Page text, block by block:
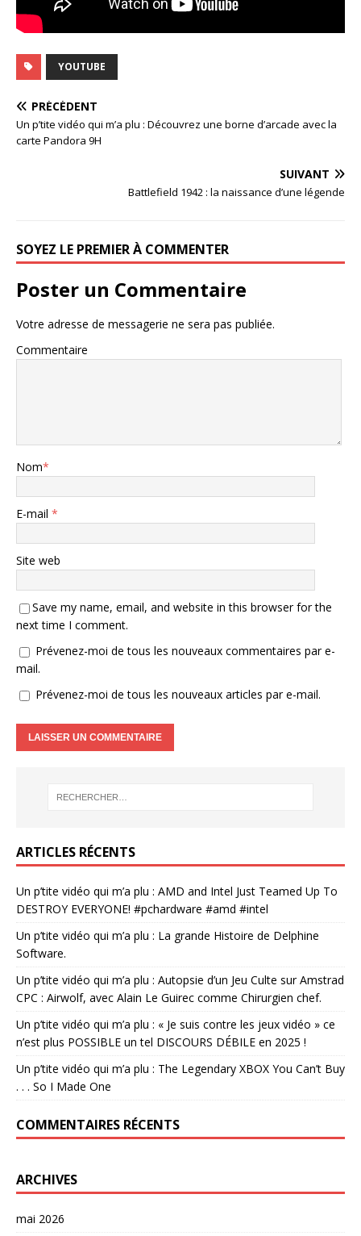
YOUTUBE
PRÉCÉDENT
Un p’tite vidéo qui m’a plu : Découvrez une borne d’arcade avec la
carte Pandora 9H
SUIVANT
Battlefield 1942 : la naissance d’une légende
SOYEZ LE PREMIER À COMMENTER
Poster un Commentaire
Votre adresse de messagerie ne sera pas publiée.
Commentaire
Nom*
E-mail *
Site web
Save my name, email, and website in this browser for the
next time I comment.
Prévenez-moi de tous les nouveaux commentaires par e-
mail.
Prévenez-moi de tous les nouveaux articles par e-mail.
ARTICLES RÉCENTS
Un p’tite vidéo qui m’a plu : AMD and Intel Just Teamed Up To
DESTROY EVERYONE! #pchardware #amd #intel
Un p’tite vidéo qui m’a plu : La grande Histoire de Delphine
Software.
Un p’tite vidéo qui m’a plu : Autopsie d’un Jeu Culte sur Amstrad
CPC : Airwolf, avec Alain Le Guirec comme Chirurgien chef.
Un p’tite vidéo qui m’a plu : « Je suis contre les jeux vidéo » ce
n’est plus POSSIBLE un tel DISCOURS DÉBILE en 2025 !
Un p’tite vidéo qui m’a plu : The Legendary XBOX You Can’t Buy
. . . So I Made One
COMMENTAIRES RÉCENTS
ARCHIVES
mai 2026